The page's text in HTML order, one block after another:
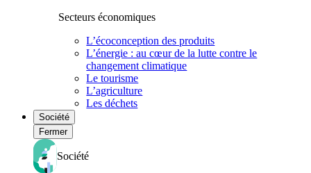
Secteurs économiques
L’écoconception des produits
L’énergie : au cœur de la lutte contre le
changement climatique
Le tourisme
L’agriculture
Les déchets
Société
Fermer
Société